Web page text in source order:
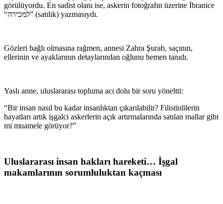
görülüyordu. En sadist olanı ise, askerin fotoğrafın üzerine İbranice
“למכירה” (satılık) yazmasıydı.
Gözleri bağlı olmasına rağmen, annesi Zahra Şurab, saçının,
ellerinin ve ayaklarının detaylarından oğlunu hemen tanıdı.
Yaslı anne, uluslararası topluma acı dolu bir soru yöneltti:
“Bir insan nasıl bu kadar insanlıktan çıkarılabilir? Filistinlilerin
hayatları artık işgalci askerlerin açık artırmalarında satılan mallar gibi
mi muamele görüyor?”
Uluslararası insan hakları hareketi… İşgal
makamlarının sorumluluktan kaçması